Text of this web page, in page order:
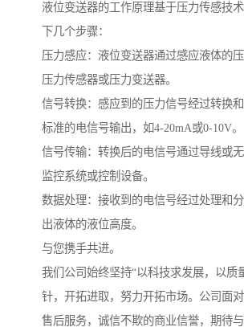
液位变送器的工作原理基于压力传感技
下几个步骤：
压力感应：液位变送器通过感应液体的
压力传感器或压力变送器。
信号转换：感应到的压力信号经过转换
标准的电信号输出，如4-20mA或0-10V。
信号传输：转换后的电信号通过导线或
监控系统或控制设备。
数据处理：接收到的电信号经过处理和
出液体的液位高度。
与您携手共进。
我们公司始终坚持“以科技求发展，以质
针，开拓进取，努力开拓市场。公司面
售后服务，诚信不欺的商业信誉，期待